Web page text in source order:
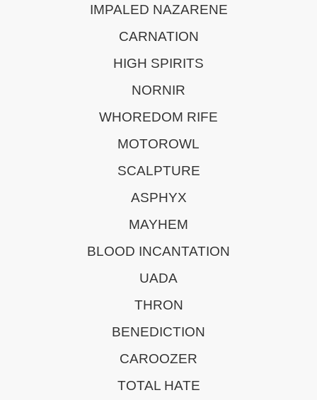
IMPALED NAZARENE
CARNATION
HIGH SPIRITS
NORNIR
WHOREDOM RIFE
MOTOROWL
SCALPTURE
ASPHYX
MAYHEM
BLOOD INCANTATION
UADA
THRON
BENEDICTION
CAROOZER
TOTAL HATE